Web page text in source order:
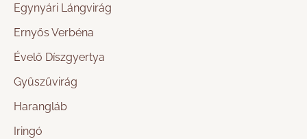
Egynyári Lángvirág
Ernyős Verbéna
Évelő Díszgyertya
Gyűszűvirág
Harangláb
Iringó